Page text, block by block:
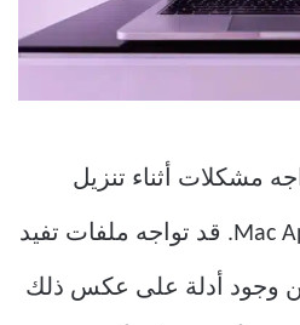
مشكلات أثناء تنزيل
التطبيقات من Mac App Store. قد تواجه ملفات تفيد
من وجود أدلة على عكس ذلك